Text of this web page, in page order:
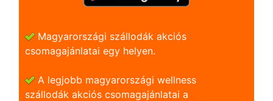
Magyarországi szállodák akciós
csomagajánlatai egy helyen.
A legjobb magyarországi wellness
szállodák akciós csomagajánlatai a